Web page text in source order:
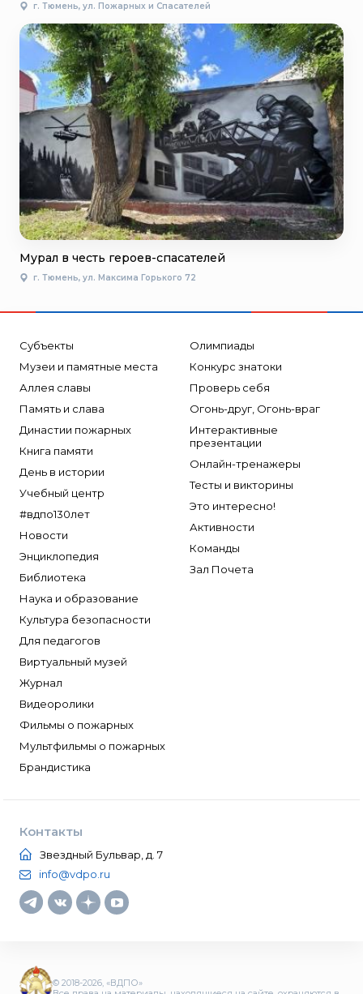
г. Тюмень, ул. Пожарных и Спасателей
Мурал в честь героев-спасателей
г. Тюмень, ул. Максима Горького 72
Субъекты
Музеи и памятные места
Аллея славы
Память и слава
Династии пожарных
Книга памяти
День в истории
Учебный центр
#вдпо130лет
Новости
Энциклопедия
Библиотека
Наука и образование
Культура безопасности
Для педагогов
Виртуальный музей
Журнал
Видеоролики
Фильмы о пожарных
Мультфильмы о пожарных
Брандистика
Олимпиады
Конкурс знатоки
Проверь себя
Огонь-друг, Огонь-враг
Интерактивные
презентации
Онлайн-тренажеры
Тесты и викторины
Это интересно!
Активности
Команды
Зал Почета
Контакты
Звездный Бульвар, д. 7
info@vdpo.ru
© 2018-2026, «ВДПО»